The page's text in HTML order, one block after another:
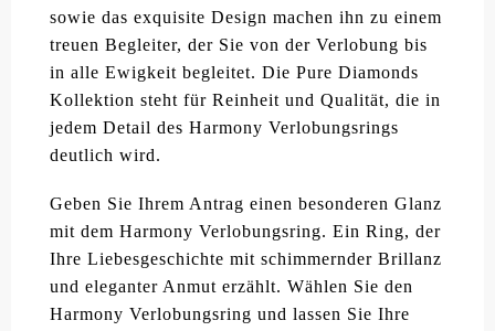
sowie das exquisite Design machen ihn zu einem
treuen Begleiter, der Sie von der Verlobung bis
in alle Ewigkeit begleitet. Die Pure Diamonds
Kollektion steht für Reinheit und Qualität, die in
jedem Detail des Harmony Verlobungsrings
deutlich wird.
Geben Sie Ihrem Antrag einen besonderen Glanz
mit dem Harmony Verlobungsring. Ein Ring, der
Ihre Liebesgeschichte mit schimmernder Brillanz
und eleganter Anmut erzählt. Wählen Sie den
Harmony Verlobungsring und lassen Sie Ihre